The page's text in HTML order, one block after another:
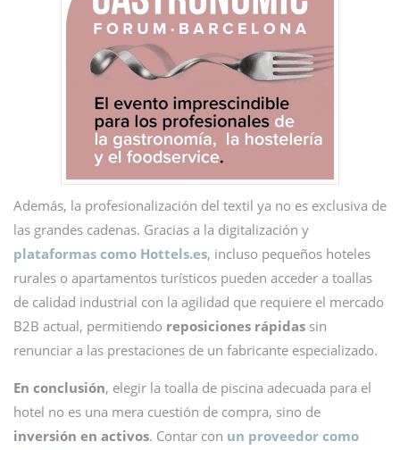
Además, la profesionalización del textil ya no es exclusiva de
las grandes cadenas. Gracias a la digitalización y
plataformas como Hottels.es, incluso pequeños hoteles
rurales o apartamentos turísticos pueden acceder a toallas
de calidad industrial con la agilidad que requiere el mercado
B2B actual, permitiendo reposiciones rápidas sin
renunciar a las prestaciones de un fabricante especializado.
En conclusión, elegir la toalla de piscina adecuada para el
hotel no es una mera cuestión de compra, sino de
inversión en activos. Contar con un proveedor como